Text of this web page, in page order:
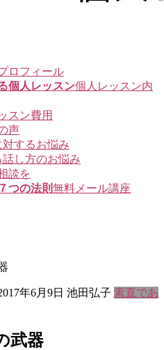
ロフィール
個人レッスン個人レッスン内
スン費用
声
対するお悩み
話し方のお悩み
談を
つの法則無料メール講座
年6月9日 池田弘子 素直であ
武器